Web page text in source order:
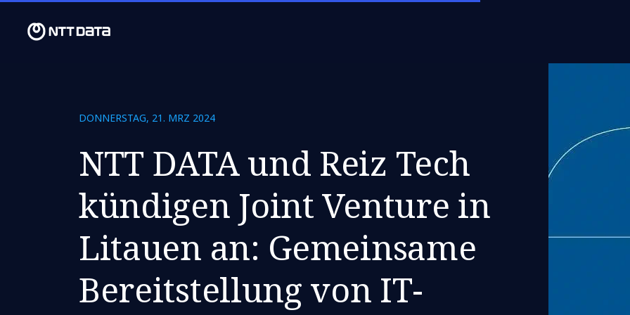
DONNERSTAG, 21. MRZ 2024
NTT DATA und Reiz Tech
kündigen Joint Venture in
Litauen an: Gemeinsame
Bereitstellung von IT-